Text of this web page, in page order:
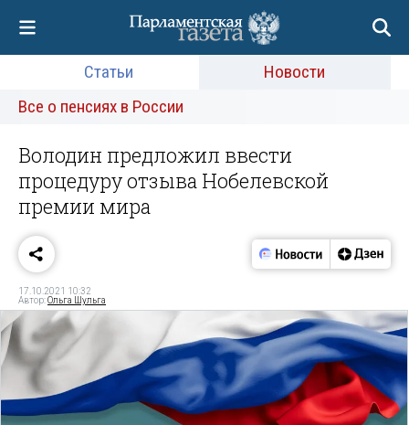
Статьи
Новости
Все о пенсиях в России
Володин предложил ввести
процедуру отзыва Нобелевской
премии мира
17.10.2021 10:32
Автор:Ольга Шульга